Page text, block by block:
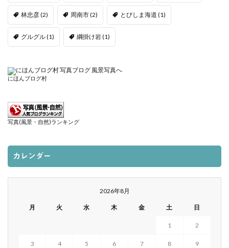
林忠彦(2) 周南市(2) とびしま海道 (1)
グルグル(1) 綱掛け岩(1)
にほんブログ村
写真(風景・自然)ランキング
カレンダー
2026年8月
月 火 水 木 金 土 日
1 2
3 4 5 6 7 8 9